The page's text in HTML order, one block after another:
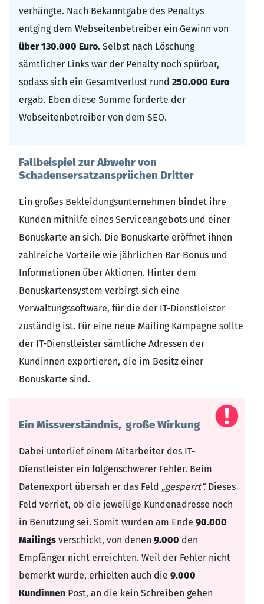
verhängte. Nach Bekanntgabe des Penaltys
entging dem Webseitenbetreiber ein Gewinn von
über 130.000 Euro. Selbst nach Löschung
sämtlicher Links war der Penalty noch spürbar,
sodass sich ein Gesamtverlust rund 250.000 Euro
ergab. Eben diese Summe forderte der
Webseitenbetreiber von dem SEO.
Fallbeispiel zur Abwehr von
Schadensersatzansprüchen Dritter
Ein großes Bekleidungsunternehmen bindet ihre
Kunden mithilfe eines Serviceangebots und einer
Bonuskarte an sich. Die Bonuskarte eröffnet ihnen
zahlreiche Vorteile wie jährlichen Bar-Bonus und
Informationen über Aktionen. Hinter dem
Bonuskartensystem verbirgt sich eine
Verwaltungssoftware, für die der IT-Dienstleister
zuständig ist. Für eine neue Mailing Kampagne sollte
der IT-Dienstleister sämtliche Adressen der
Kundinnen exportieren, die im Besitz einer
Bonuskarte sind.
Ein Missverständnis, große Wirkung
Dabei unterlief einem Mitarbeiter des IT-
Dienstleister ein folgenschwerer Fehler. Beim
Datenexport übersah er das Feld „gesperrt“.Dieses
Feld verriet, ob die jeweilige Kundenadresse noch
in Benutzung sei. Somit wurden am Ende 90.000
Mailings verschickt, von denen 9.000 den
Empfänger nicht erreichten. Weil der Fehler nicht
bemerkt wurde, erhielten auch die 9.000
Kundinnen Post, an die kein Schreiben gehen